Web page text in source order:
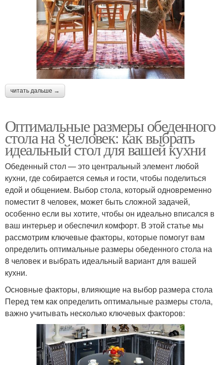
читать дальше →
Оптимальные размеры обеденного
стола на 8 человек: как выбрать
идеальный стол для вашей кухни
Обеденный стол — это центральный элемент любой
кухни, где собирается семья и гости, чтобы поделиться
едой и общением. Выбор стола, который одновременно
поместит 8 человек, может быть сложной задачей,
особенно если вы хотите, чтобы он идеально вписался в
ваш интерьер и обеспечил комфорт. В этой статье мы
рассмотрим ключевые факторы, которые помогут вам
определить оптимальные размеры обеденного стола на
8 человек и выбрать идеальный вариант для вашей
кухни.
Основные факторы, влияющие на выбор размера стола
Перед тем как определить оптимальные размеры стола,
важно учитывать несколько ключевых факторов: